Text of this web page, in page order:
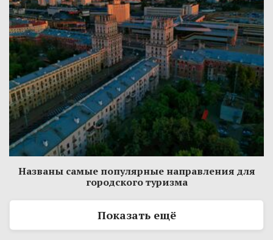
Названы самые популярные направления для
городского туризма
Показать ещё